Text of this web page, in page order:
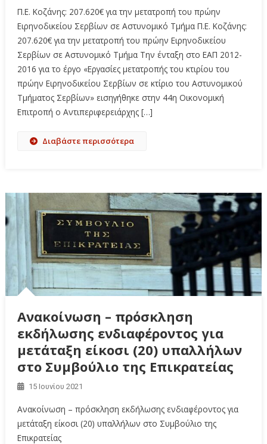
Π.Ε. Κοζάνης: 207.620€ για την μετατροπή του πρώην
Ειρηνοδικείου Σερβίων σε Αστυνομικό Τμήμα Π.Ε. Κοζάνης:
207.620€ για την μετατροπή του πρώην Ειρηνοδικείου
Σερβίων σε Αστυνομικό Τμήμα Την ένταξη στο ΕΑΠ 2012-
2016 για το έργο «Εργασίες μετατροπής του κτιρίου του
πρώην Ειρηνοδικείου Σερβίων σε κτίριο του Αστυνομικού
Τμήματος Σερβίων» εισηγήθηκε στην 44η Οικονομική
Επιτροπή ο Αντιπεριφερειάρχης […]
Διαβάστε περισσότερα
Ανακοίνωση – πρόσκληση
εκδήλωσης ενδιαφέροντος για
μετάταξη είκοσι (20) υπαλλήλων
στο Συμβούλιο της Επικρατείας
15 Ιουνίου 2021
Ανακοίνωση – πρόσκληση εκδήλωσης ενδιαφέροντος για
μετάταξη είκοσι (20) υπαλλήλων στο Συμβούλιο της
Επικρατείας